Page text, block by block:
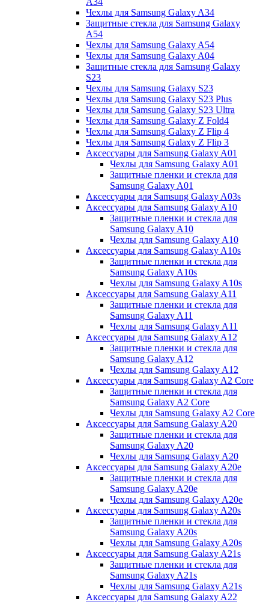
Чехлы для Samsung Galaxy A34
Защитные стекла для Samsung Galaxy
A54
Чехлы для Samsung Galaxy A54
Чехлы для Samsung Galaxy A04
Защитные стекла для Samsung Galaxy
S23
Чехлы для Samsung Galaxy S23
Чехлы для Samsung Galaxy S23 Plus
Чехлы для Samsung Galaxy S23 Ultra
Чехлы для Samsung Galaxy Z Fold4
Чехлы для Samsung Galaxy Z Flip 4
Чехлы для Samsung Galaxy Z Flip 3
Аксессуары для Samsung Galaxy A01
Чехлы для Samsung Galaxy A01
Защитные пленки и стекла для
Samsung Galaxy A01
Аксессуары для Samsung Galaxy A03s
Аксессуары для Samsung Galaxy A10
Защитные пленки и стекла для
Samsung Galaxy A10
Чехлы для Samsung Galaxy A10
Аксессуары для Samsung Galaxy A10s
Защитные пленки и стекла для
Samsung Galaxy A10s
Чехлы для Samsung Galaxy A10s
Аксессуары для Samsung Galaxy A11
Защитные пленки и стекла для
Samsung Galaxy A11
Чехлы для Samsung Galaxy A11
Аксессуары для Samsung Galaxy A12
Защитные пленки и стекла для
Samsung Galaxy A12
Чехлы для Samsung Galaxy A12
Аксессуары для Samsung Galaxy A2 Core
Защитные пленки и стекла для
Samsung Galaxy A2 Core
Чехлы для Samsung Galaxy A2 Core
Аксессуары для Samsung Galaxy A20
Защитные пленки и стекла для
Samsung Galaxy A20
Чехлы для Samsung Galaxy A20
Аксессуары для Samsung Galaxy A20e
Защитные пленки и стекла для
Samsung Galaxy A20e
Чехлы для Samsung Galaxy A20e
Аксессуары для Samsung Galaxy A20s
Защитные пленки и стекла для
Samsung Galaxy A20s
Чехлы для Samsung Galaxy A20s
Аксессуары для Samsung Galaxy A21s
Защитные пленки и стекла для
Samsung Galaxy A21s
Чехлы для Samsung Galaxy A21s
Аксессуары для Samsung Galaxy A22